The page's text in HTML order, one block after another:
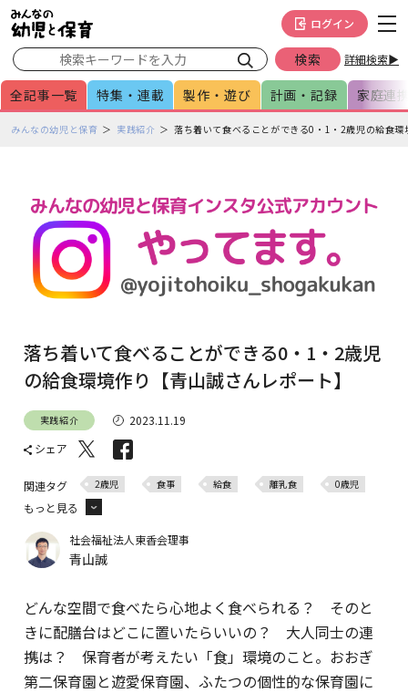
詳細検索▶
ログイン
全記事一覧 特集・連載 製作・遊び 計画・記録 家庭連
ペみんなの幼児と保育 実践紹介 落ち着いて食べることができる0・1・2歳児の給食
落ち着いて食べることができる0・1・2歳児
の給食環境作り【青山誠さんレポート】
実践紹介
2023.11.19
シェア
関連タグ 2歳児 食事 給食 離乳食 0歳児
もっと見る
1歳児 社会福祉法人東香会理事
青山誠
どんな空間で食べたら心地よく食べられる？ そのと
きに配膳台はどこに置いたらいいの？ 大人同士の連
携は？ 保育者が考えたい「食」環境のこと。おおぎ
第二保育園と遊愛保育園、ふたつの個性的な保育園に